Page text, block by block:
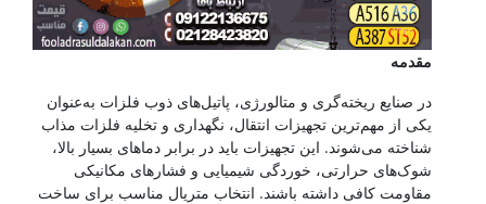
مقدمه
در صنایع ریخته‌گری و متالورژی، پاتیل‌های ذوب فلزات به‌عنوان
یکی از مهم‌ترین تجهیزات انتقال، نگهداری و تخلیه فلزات مذاب
شناخته می‌شوند. این تجهیزات باید در برابر دماهای بسیار بالا،
شوک‌های حرارتی، خوردگی شیمیایی و فشارهای مکانیکی
مقاومت کافی داشته باشند. انتخاب متریال مناسب برای ساخت